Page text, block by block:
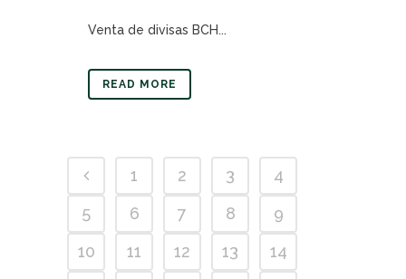
Venta de divisas BCH...
READ MORE
1 2 3
4
5
6 7 8
9
10
11 12 13
14